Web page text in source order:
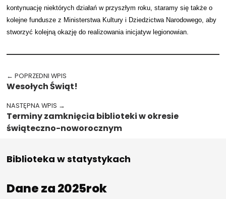
kontynuację niektórych działań w przyszłym roku, staramy się także o
kolejne fundusze z Ministerstwa Kultury i Dziedzictwa Narodowego, aby
stworzyć kolejną okazję do realizowania inicjatyw legionowian.
Przejdź spowrotem do głównego menu
← POPRZEDNI WPIS
Wesołych Świąt!
NASTĘPNA WPIS →
Terminy zamknięcia biblioteki w okresie
świąteczno-noworocznym
Biblioteka w statystykach
Dane za 2025rok